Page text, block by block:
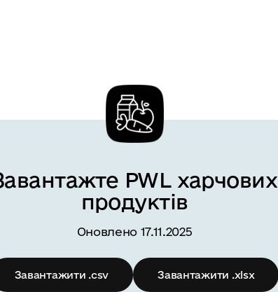
PWL харчових
продуктів
Оновлено 17.11.2025
Завантажити .csv Завантажити .xlsx